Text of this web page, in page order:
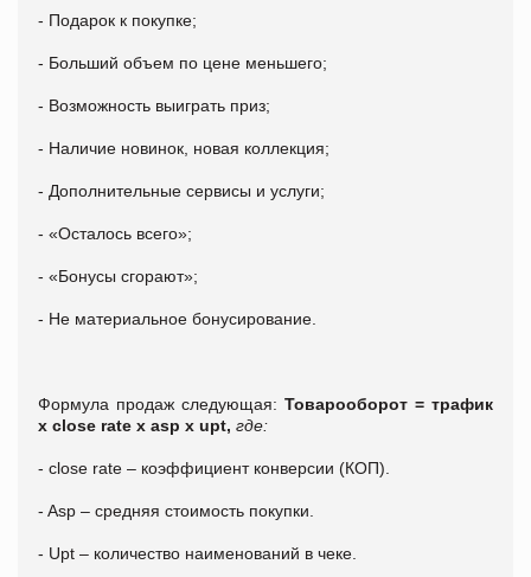
- Подарок к покупке;
- Больший объем по цене меньшего;
- Возможность выиграть приз;
- Наличие новинок, новая коллекция;
- Дополнительные сервисы и услуги;
- «Осталось всего»;
- «Бонусы сгорают»;
- Не материальное бонусирование.
Формула продаж следующая: Товарооборот = трафик
х close rate х asp х upt, где:
- close rate – коэффициент конверсии (КОП).
- Asp – средняя стоимость покупки.
- Upt – количество наименований в чеке.